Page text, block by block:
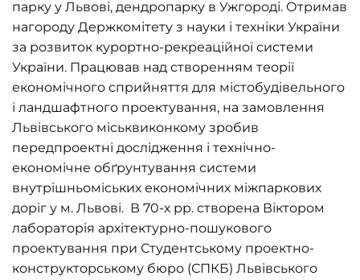
парку у Львові, дендропарку в Ужгороді. Отримав
нагороду Держкомітету з науки і техніки України
за розвиток курортно-рекреаційної системи
України. Працював над створенням теорії
економічного сприйняття для містобудівельного
і ландшафтного проектування, на замовлення
Львівського міськвиконкому зробив
передпроектні дослідження і технічно-
економічне обґрунтування системи
внутрішньоміських економічних міжпаркових
доріг у м. Львові. В 70-х рр. створена Віктором
лабораторія архітектурно-пошукового
проектування при Студентському проектно-
конструкторському бюро (СПКБ) Львівського